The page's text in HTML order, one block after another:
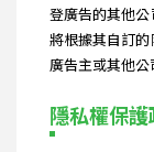
登廣告的其他
將根據其自訂
廣告主或其他
隱私權保